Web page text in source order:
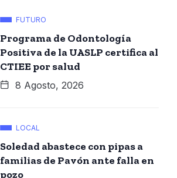
FUTURO
Programa de Odontología
Positiva de la UASLP certifica al
CTIEE por salud
8 Agosto, 2026
LOCAL
Soledad abastece con pipas a
familias de Pavón ante falla en
pozo